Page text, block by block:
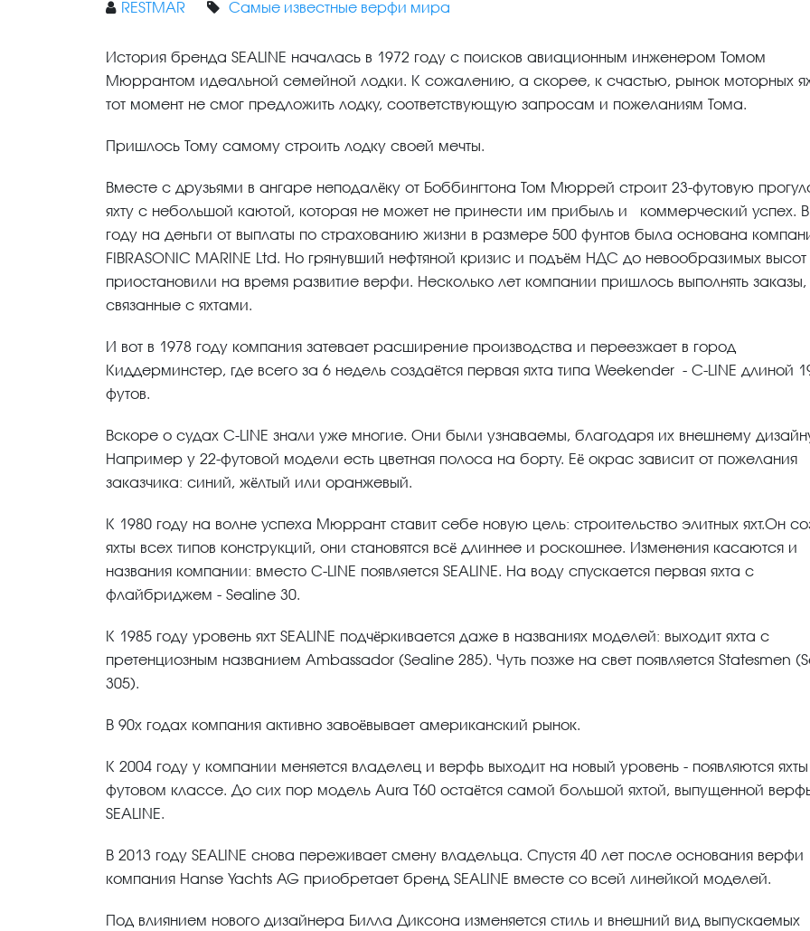
RESTMAR Самые известные верфи мира
История бренда SEALINE началась в 1972 году с поисков авиационным инженером Томом
Мюррантом идеальной семейной лодки. К сожалению, а скорее, к счастью, рынок моторных
тот момент не смог предложить лодку, соответствующую запросам и пожеланиям Тома.
Пришлось Тому самому строить лодку своей мечты.
Вместе с друзьями в ангаре неподалёку от Боббингтона Том Мюррей строит 23-футовую
яхту с небольшой каютой, которая не может не принести им прибыль и коммерческий успех. В
году на деньги от выплаты по страхованию жизни в размере 500 фунтов была основана
FIBRASONIC MARINE Ltd. Но грянувший нефтяной кризис и подъём НДС до невообразимых высот
приостановили на время развитие верфи. Несколько лет компании пришлось выполнять заказы,
связанные с яхтами.
И вот в 1978 году компания затевает расширение производства и переезжает в город
Киддерминстер, где всего за 6 недель создаётся первая яхта типа Weekender - C-LINE длиной
футов.
Вскоре о судах C-LINE знали уже многие. Они были узнаваемы, благодаря их внешнему
Например у 22-футовой модели есть цветная полоса на борту. Её окрас зависит от пожелания
заказчика: синий, жёлтый или оранжевый.
К 1980 году на волне успеха Мюррант ставит себе новую цель: строительство элитных яхт.Он
яхты всех типов конструкций, они становятся всё длиннее и роскошнее. Изменения касаются и
названия компании: вместо C-LINE появляется SEALINE. На воду спускается первая яхта с
флайбриджем - Sealine 30.
К 1985 году уровень яхт SEALINE подчёркивается даже в названиях моделей: выходит яхта с
претенциозным названием Ambassador (Sealine 285). Чуть позже на свет появляется Statesmen
305).
В 90х годах компания активно завоёвывает американский рынок.
К 2004 году у компании меняется владелец и верфь выходит на новый уровень - появляются
футовом классе. До сих пор модель Aura Т60 остаётся самой большой яхтой, выпущенной
SEALINE.
В 2013 году SEALINE снова переживает смену владельца. Спустя 40 лет после основания верфи
компания Hanse Yachts AG приобретает бренд SEALINE вместе со всей линейкой моделей.
Под влиянием нового дизайнера Билла Диксона изменяется стиль и внешний вид выпускаемых